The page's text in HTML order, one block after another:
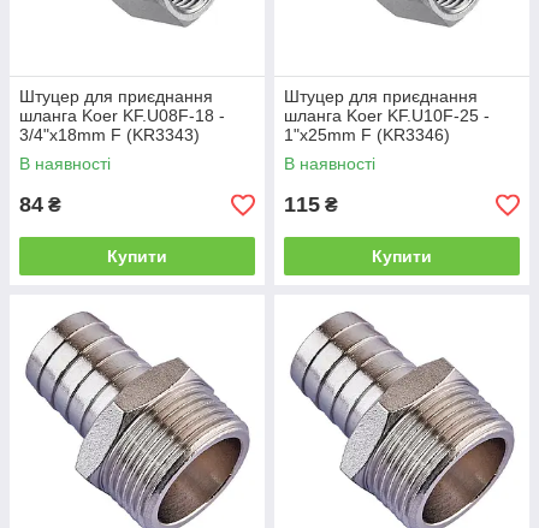
Штуцер для приєднання
шланга Koer KF.U08F-18 -
3/4"x18mm F (KR3343)
В наявності
84 ₴
Купити
Штуцер для приєднання
шланга Koer KF.U10F-25 -
1"x25mm F (KR3346)
В наявності
115 ₴
Купити